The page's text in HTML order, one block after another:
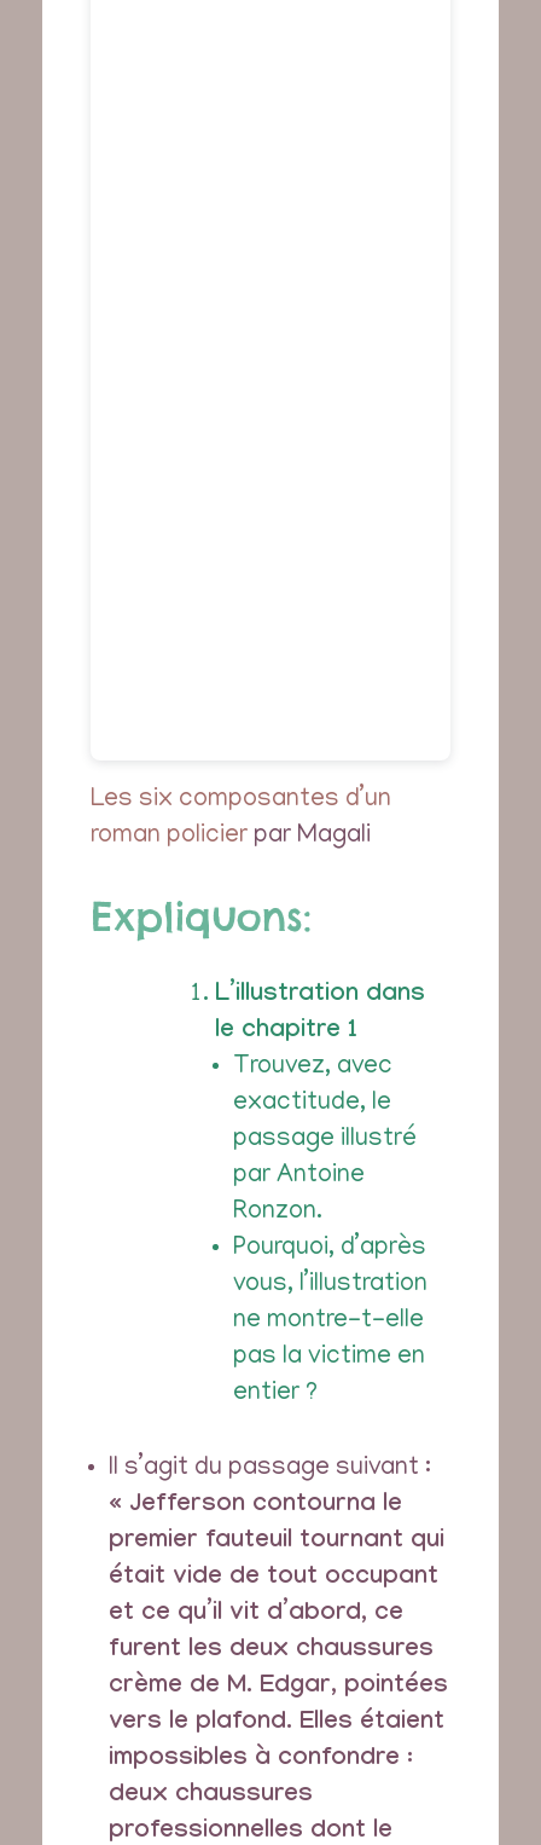
Les six composantes d’un
roman policier par Magali
Expliquons:
L’illustration dans
le chapitre 1
Trouvez, avec
exactitude, le
passage illustré
par Antoine
Ronzon.
Pourquoi, d’après
vous, l’illustration
ne montre-t-elle
pas la victime en
entier ?
Il s’agit du passage suivant :
« Jefferson contourna le
premier fauteuil tournant qui
était vide de tout occupant
et ce qu’il vit d’abord, ce
furent les deux chaussures
crème de M. Edgar, pointées
vers le plafond. Elles étaient
impossibles à confondre :
deux chaussures
professionnelles dont le